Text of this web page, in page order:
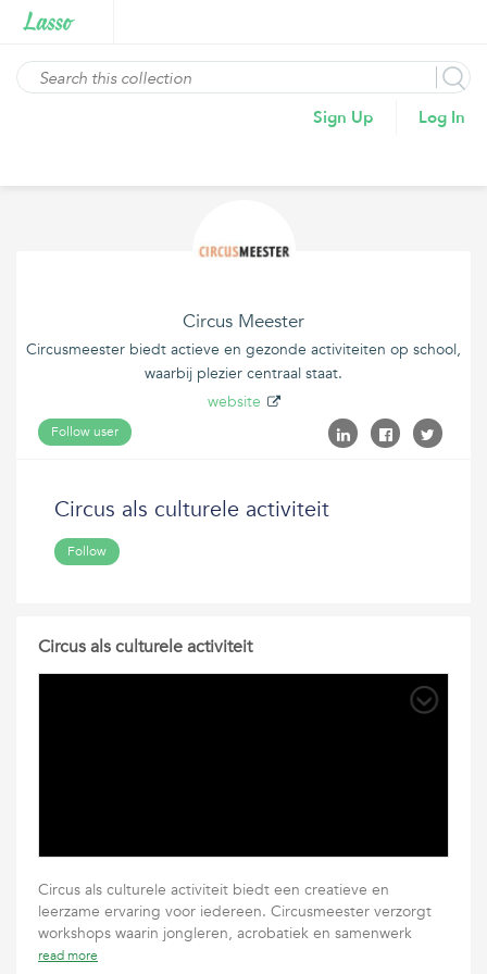
Sign Up Log In
Circus Meester
Circusmeester biedt actieve en gezonde activiteiten op school,
waarbij plezier centraal staat.
website
Follow user
Circus als culturele activiteit
Follow
Circus als culturele activiteit
Circus als culturele activiteit biedt een creatieve en
leerzame ervaring voor iedereen. Circusmeester verzorgt
workshops waarin jongleren, acrobatiek en samenwerk
read more